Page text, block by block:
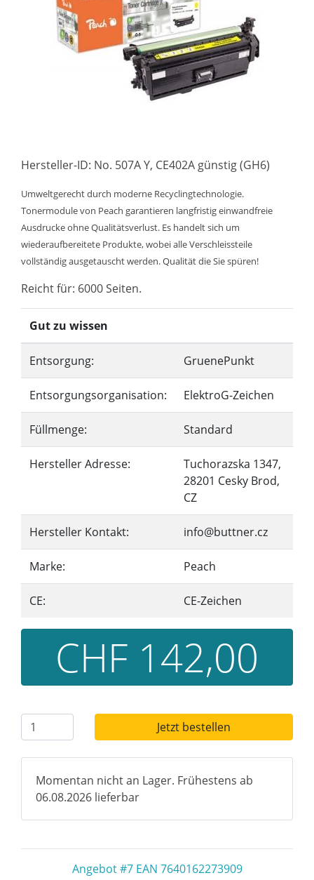
Hersteller-ID: No. 507A Y, CE402A günstig (GH6)
Umweltgerecht durch moderne Recyclingtechnologie.
Tonermodule von Peach garantieren langfristig einwandfreie
Ausdrucke ohne Qualitätsverlust. Es handelt sich um
wiederaufbereitete Produkte, wobei alle Verschleissteile
vollständig ausgetauscht werden. Qualität die Sie spüren!
Reicht für: 6000 Seiten.
Gut zu wissen
Entsorgung: GruenePunkt
Entsorgungsorganisation: ElektroG-Zeichen
Füllmenge: Standard
Hersteller Adresse:
Tuchorazska 1347,
28201 Cesky Brod,
CZ
Hersteller Kontakt: info@buttner.cz
Marke: Peach
CE: CE-Zeichen
CHF 142,00
Jetzt bestellen
Momentan nicht an Lager. Frühestens ab
06.08.2026 lieferbar
Angebot #7 EAN 7640162273909